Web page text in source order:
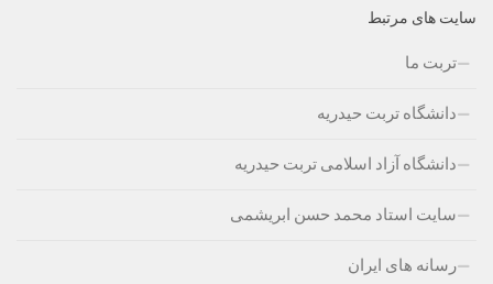
سایت های مرتبط
تربت ما
دانشگاه تربت حیدریه
دانشگاه آزاد اسلامی تربت حیدریه
سایت استاد محمد حسن ابریشمی
رسانه های ایران